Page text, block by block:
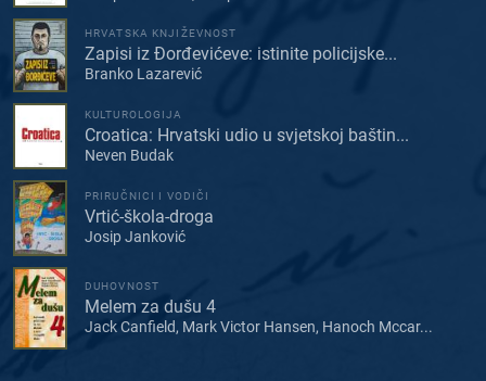
HRVATSKA KNJIŽEVNOST
Zapisi iz Đorđevićeve: istinite policijske...
Branko Lazarević
KULTUROLOGIJA
Croatica: Hrvatski udio u svjetskoj baštin...
Neven Budak
PRIRUČNICI I VODIČI
Vrtić-škola-droga
Josip Janković
DUHOVNOST
Melem za dušu 4
Jack Canfield, Mark Victor Hansen, Hanoch Mccar...